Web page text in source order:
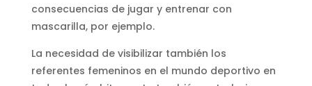
consecuencias de jugar y entrenar con
mascarilla, por ejemplo.
La necesidad de visibilizar también los
referentes femeninos en el mundo deportivo en